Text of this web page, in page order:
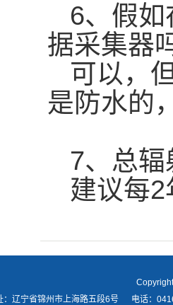
6、假
据采集器
可以，
是防水的
7、总
建议每
：辽宁省锦州市上海路五段6号 电话：